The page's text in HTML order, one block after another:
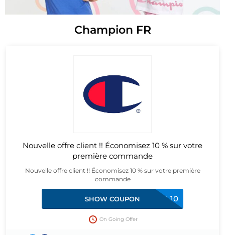
Champion FR
Nouvelle offre client !! Économisez 10 % sur votre
première commande
Nouvelle offre client !! Économisez 10 % sur votre première
commande
CLUB-10
SHOW COUPON
On Going Offer